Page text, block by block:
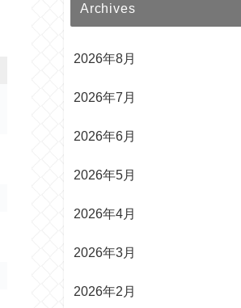
Archives
2026年8月
2026年7月
2026年6月
2026年5月
2026年4月
2026年3月
2026年2月